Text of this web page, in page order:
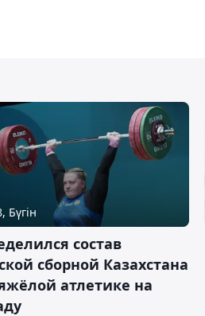
Бүгін
состав
сборной Казахстана
атлетике на